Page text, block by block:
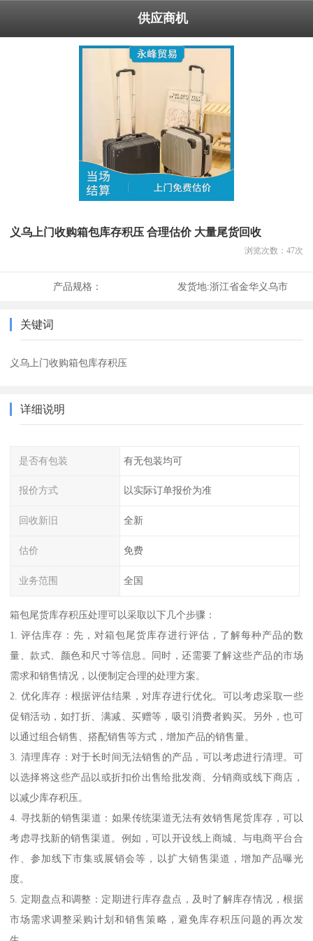
供应商机
义乌上门收购箱包库存积压 合理估价 大量尾货回收
浏览次数： 47次
产品规格： 发货地:浙江省金华义乌市
关键词
义乌上门收购箱包库存积压
详细说明
是否有包装 有无包装均可
报价方式 以实际订单报价为准
回收新旧 全新
估价 免费
业务范围 全国
箱包尾货库存积压处理可以采取以下几个步骤：
1. 评估库存：先，对箱包尾货库存进行评估，了解每种产品的数
量、款式、颜色和尺寸等信息。同时，还需要了解这些产品的市场
需求和销售情况，以便制定合理的处理方案。
2. 优化库存：根据评估结果，对库存进行优化。可以考虑采取一些
促销活动，如打折、满减、买赠等，吸引消费者购买。另外，也可
以通过组合销售、搭配销售等方式，增加产品的销售量。
3. 清理库存：对于长时间无法销售的产品，可以考虑进行清理。可
以选择将这些产品以或折扣价出售给批发商、分销商或线下商店，
以减少库存积压。
4. 寻找新的销售渠道：如果传统渠道无法有效销售尾货库存，可以
考虑寻找新的销售渠道。例如，可以开设线上商城、与电商平台合
作、参加线下市集或展销会等，以扩大销售渠道，增加产品曝光
度。
5. 定期盘点和调整：定期进行库存盘点，及时了解库存情况，根据
市场需求调整采购计划和销售策略，避免库存积压问题的再次发